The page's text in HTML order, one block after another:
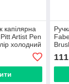
капілярна
Artist Pen
холодний
111